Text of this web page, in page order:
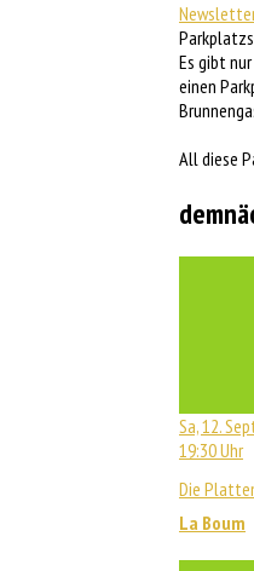
Es gibt
einen
All diese
Sa, 12.
19:30 Uhr
Die
La Boum